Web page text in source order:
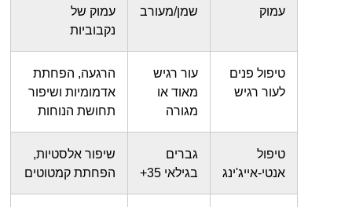
עמוק
שמן/מעורב
עמוק של
נקבוביות
טיפול פנים
לעור רגיש
עור רגיש
מאוד או
מגורה
הרגעה, הפחתת
אדמומיות ושיפור
תחושת הנוחות
טיפול
אנטי-אייג'ינג
גברים
בגילאי 35+
שיפור אלסטיות,
הפחתת קמטוטים